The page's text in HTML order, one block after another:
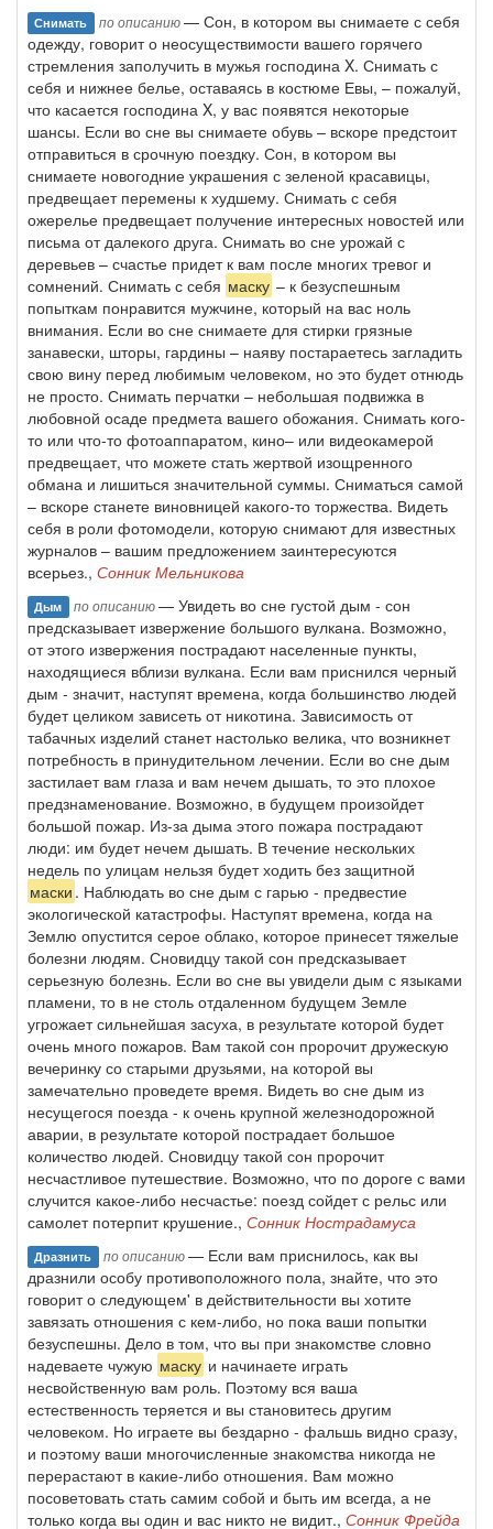
Снимать по описанию— Сон, в котором вы снимаете с себя
одежду, говорит о неосуществимости вашего горячего
стремления заполучить в мужья господина X. Снимать с
себя и нижнее белье, оставаясь в костюме Евы, – пожалуй,
что касается господина X, у вас появятся некоторые
шансы. Если во сне вы снимаете обувь – вскоре предстоит
отправиться в срочную поездку. Сон, в котором вы
снимаете новогодние украшения с зеленой красавицы,
предвещает перемены к худшему. Снимать с себя
ожерелье предвещает получение интересных новостей или
письма от далекого друга. Снимать во сне урожай с
деревьев – счастье придет к вам после многих тревог и
сомнений. Снимать с себя маску – к безуспешным
попыткам понравится мужчине, который на вас ноль
внимания. Если во сне снимаете для стирки грязные
занавески, шторы, гардины – наяву постараетесь загладить
свою вину перед любимым человеком, но это будет отнюдь
не просто. Снимать перчатки – небольшая подвижка в
любовной осаде предмета вашего обожания. Снимать кого-
то или что-то фотоаппаратом, кино– или видеокамерой
предвещает, что можете стать жертвой изощренного
обмана и лишиться значительной суммы. Сниматься самой
– вскоре станете виновницей какого-то торжества. Видеть
себя в роли фотомодели, которую снимают для известных
журналов – вашим предложением заинтересуются
всерьез., Сонник Мельникова
Дым по описанию— Увидеть во сне густой дым - сон
предсказывает извержение большого вулкана. Возможно,
от этого извержения пострадают населенные пункты,
находящиеся вблизи вулкана. Если вам приснился черный
дым - значит, наступят времена, когда большинство людей
будет целиком зависеть от никотина. Зависимость от
табачных изделий станет настолько велика, что возникнет
потребность в принудительном лечении. Если во сне дым
застилает вам глаза и вам нечем дышать, то это плохое
предзнаменование. Возможно, в будущем произойдет
большой пожар. Из-за дыма этого пожара пострадают
люди: им будет нечем дышать. В течение нескольких
недель по улицам нельзя будет ходить без защитной
маски . Наблюдать во сне дым с гарью - предвестие
экологической катастрофы. Наступят времена, когда на
Землю опустится серое облако, которое принесет тяжелые
болезни людям. Сновидцу такой сон предсказывает
серьезную болезнь. Если во сне вы увидели дым с языками
пламени, то в не столь отдаленном будущем Земле
угрожает сильнейшая засуха, в результате которой будет
очень много пожаров. Вам такой сон пророчит дружескую
вечеринку со старыми друзьями, на которой вы
замечательно проведете время. Видеть во сне дым из
несущегося поезда - к очень крупной железнодорожной
аварии, в результате которой пострадает большое
количество людей. Сновидцу такой сон пророчит
несчастливое путешествие. Возможно, что по дороге с вами
случится какое-либо несчастье: поезд сойдет с рельс или
самолет потерпит крушение., Сонник Нострадамуса
Дразнить по описанию— Если вам приснилось, как вы
дразнили особу противоположного пола, знайте, что это
говорит о следующем' в действительности вы хотите
завязать отношения с кем-либо, но пока ваши попытки
безуспешны. Дело в том, что вы при знакомстве словно
надеваете чужую маску и начинаете играть
несвойственную вам роль. Поэтому вся ваша
естественность теряется и вы становитесь другим
человеком. Но играете вы бездарно - фальшь видно сразу,
и поэтому ваши многочисленные знакомства никогда не
перерастают в какие-либо отношения. Вам можно
посоветовать стать самим собой и быть им всегда, а не
только когда вы один и вас никто не видит., Сонник Фрейда